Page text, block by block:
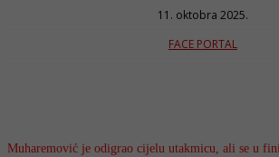
11. oktobra 2025.
FACE PORTAL
Muharemović je odigrao cijelu utakmicu, ali se u